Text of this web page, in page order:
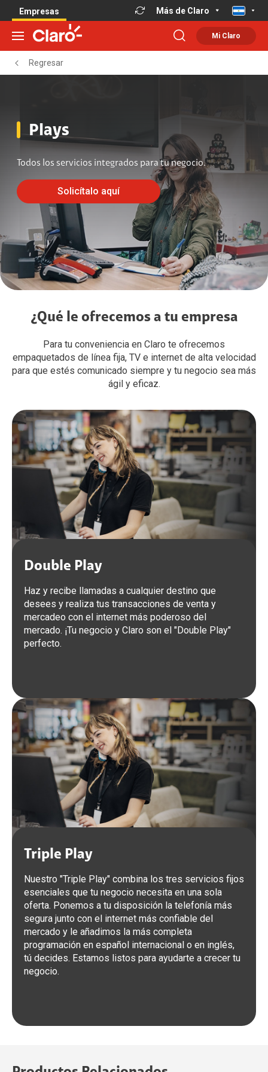
Empresas Más de Claro
Mi Claro
Regresar
Plays
Todos los servicios integrados para tu negocio.
Solicítalo aquí
¿Qué le ofrecemos a tu empresa
Para tu conveniencia en Claro te ofrecemos
empaquetados de línea fija, TV e internet de alta velocidad
para que estés comunicado siempre y tu negocio sea más
ágil y eficaz.
Double Play
Haz y recibe llamadas a cualquier destino que
desees y realiza tus transacciones de venta y
mercadeo con el internet más poderoso del
mercado. ¡Tu negocio y Claro son el "Double Play"
perfecto.
Triple Play
Nuestro "Triple Play" combina los tres servicios fijos
esenciales que tu negocio necesita en una sola
oferta. Ponemos a tu disposición la telefonía más
segura junto con el internet más confiable del
mercado y le añadimos la más completa
programación en español internacional o en inglés,
tú decides. Estamos listos para ayudarte a crecer tu
negocio.